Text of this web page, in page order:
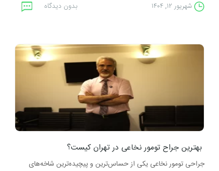
شهریور ۱۲, ۱۴۰۴ بدون دیدگاه
بهترین جراح تومور نخاعی در تهران کیست؟
جراحی تومور نخاعی یکی از حساس‌ترین و پیچیده‌ترین شاخه‌های